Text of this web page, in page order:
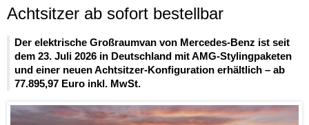
Achtsitzer ab sofort bestellbar
Der elektrische Großraumvan von Mercedes-Benz ist seit
dem 23. Juli 2026 in Deutschland mit AMG-Stylingpaketen
und einer neuen Achtsitzer-Konfiguration erhältlich – ab
77.895,97 Euro inkl. MwSt.